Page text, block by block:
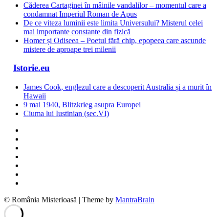
Căderea Cartaginei în mâinile vandalilor – momentul care a
condamnat Imperiul Roman de Apus
De ce viteza luminii este limita Universului? Misterul celei
mai importante constante din fizică
Homer și Odiseea – Poetul fără chip, epopeea care ascunde
mistere de aproape trei milenii
Istorie.eu
James Cook, englezul care a descoperit Australia și a murit în
Hawaii
9 mai 1940, Blitzkrieg asupra Europei
Ciuma lui Iustinian (sec.VI)
© România Misterioasă | Theme by MantraBrain